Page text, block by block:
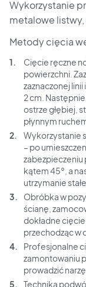
Wykorzystanie
metalowe listwy,
Metody cięcia
Cięcie ręczne
powierzchni.
zaznaczonej
2 cm.
ostrze głębiej,
płynnym
Wykorzystanie
– po
zabezpieczeniu
kątem 45°, a
utrzymanie
Obróbka w
ścianę,
dokładne
przechodząc w
Profesjonalne
zamontowaniu
prowadzić
Technika